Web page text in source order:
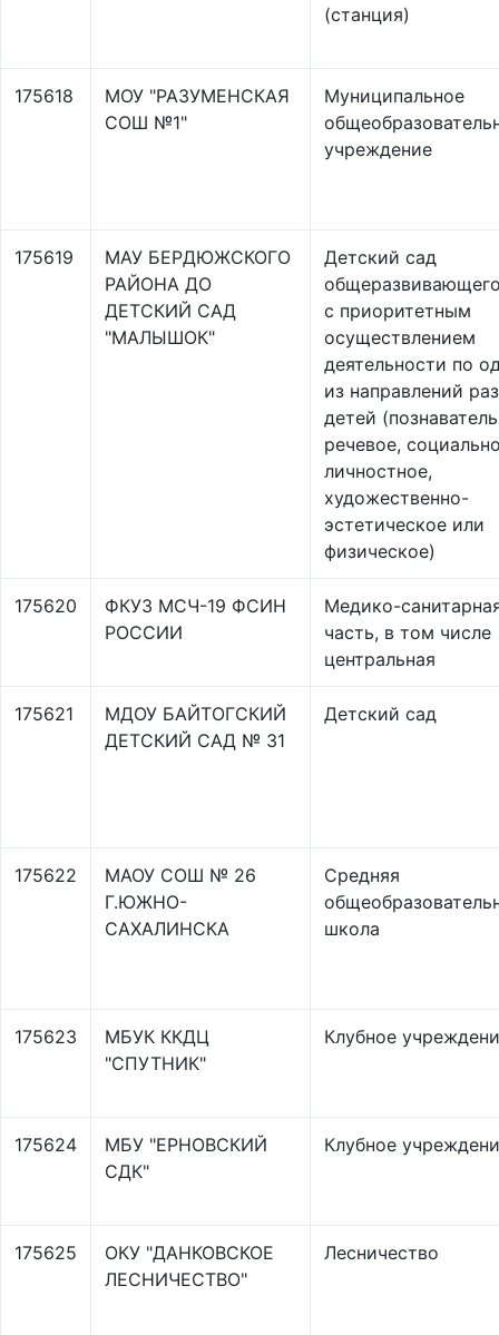
(станция)
175618
МОУ "РАЗУМЕНСКАЯ
СОШ №1"
Муниципальное
учреждение
175619
МАУ БЕРДЮЖСКОГО
РАЙОНА ДО
ДЕТСКИЙ САД
"МАЛЫШОК"
Детский сад
с приоритетным
осуществлением
деятельности по
из направлений
детей
речевое,
личностное,
художественно-
эстетическое или
физическое)
175620
ФКУЗ МСЧ-19 ФСИН
РОССИИ
Медико-
часть, в том числе
центральная
175621
МДОУ БАЙТОГСКИЙ
ДЕТСКИЙ САД № 31
Детский сад
175622
МАОУ СОШ № 26
Г.ЮЖНО-
САХАЛИНСКА
Средняя
школа
175623
МБУК ККДЦ
"СПУТНИК"
Клубное
175624
МБУ "ЕРНОВСКИЙ
СДК"
Клубное
175625
ОКУ "ДАНКОВСКОЕ
ЛЕСНИЧЕСТВО"
Лесничество